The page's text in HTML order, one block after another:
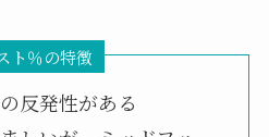
ト％の特徴
反発性がある